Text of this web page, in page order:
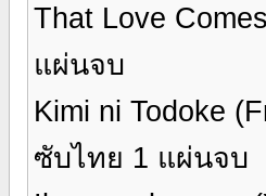
That Love
แผ่นจบ
Kimi ni Todoke
ซับไทย 1 แผ่นจบ